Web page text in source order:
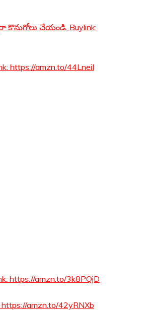
చేయండి. Buylink:
amzn.to/44LneiI
amzn.to/3k8PQjD
amzn.to/42yRNXb